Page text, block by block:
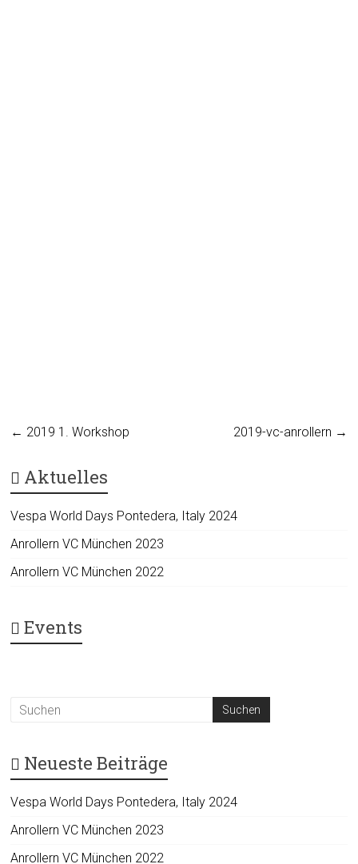
← 2019 1. Workshop 2019-vc-anrollern →
Aktuelles
Vespa World Days Pontedera, Italy 2024
Anrollern VC München 2023
Anrollern VC München 2022
Events
Neueste Beiträge
Vespa World Days Pontedera, Italy 2024
Anrollern VC München 2023
Anrollern VC München 2022